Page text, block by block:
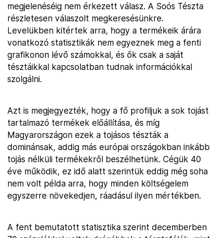
megjelenéséig nem érkezett válasz. A Soós Tészta
részletesen válaszolt megkeresésünkre.
Levelükben kitértek arra, hogy a termékeik árára
vonatkozó statisztikák nem egyeznek meg a fenti
grafikonon lévő számokkal, és ők csak a saját
tésztáikkal kapcsolatban tudnak információkkal
szolgálni.
Azt is megjegyezték, hogy a fő profiljuk a sok tojást
tartalmazó termékek előállítása, és míg
Magyarországon ezek a tojásos tészták a
dominánsak, addig más európai országokban inkább
tojás nélküli termékekről beszélhetünk. Cégük 40
éve működik, ez idő alatt szerintük eddig még soha
nem volt példa arra, hogy minden költségelem
egyszerre növekedjen, ráadásul ilyen mértékben.
A fent bemutatott statisztika szerint decemberben